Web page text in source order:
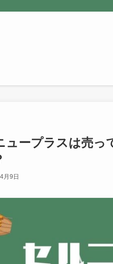
ュープラスは売っ
月9日